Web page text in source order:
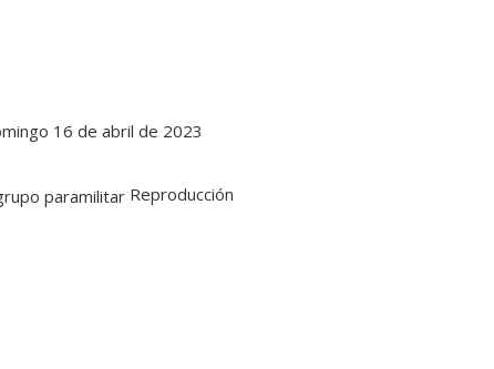
16 de abril de 2023
Reproducción